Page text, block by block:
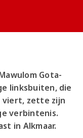
Gota-
linksbuiten, die
viert, zette zijn
verbintenis.
in Alkmaar.